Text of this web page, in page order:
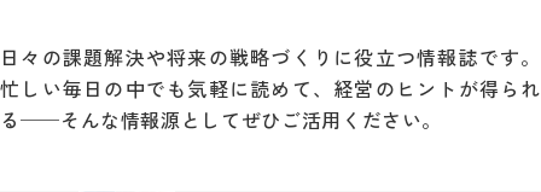
日々の課題解決や将来の戦略づくりに役立つ情報誌です。
忙しい毎日の中でも気軽に読めて、経営のヒントが得られ
る──そんな情報源としてぜひご活用ください。